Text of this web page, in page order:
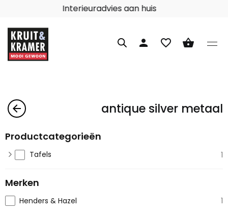
Interieuradvies aan huis
person favorite_border shopping_basket
arrow_back antique silver metaal
Productcategorieën
Tafels 1
Merken
Henders & Hazel 1